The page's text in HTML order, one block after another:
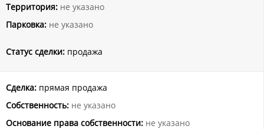
Территория: не указано
Парковка: не указано
Статус сделки: продажа
Сделка: прямая продажа
Собственность: не указано
Основание права собственности: не указано